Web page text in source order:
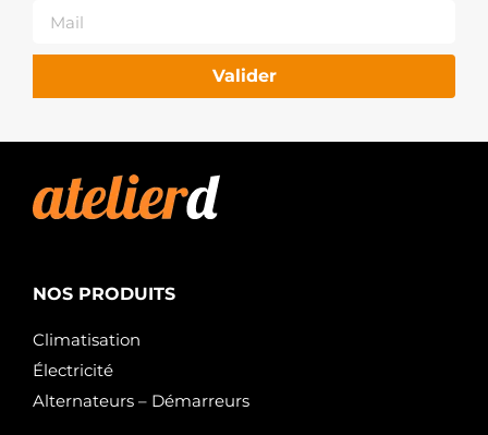
Valider
NOS PRODUITS
Climatisation
Électricité
Alternateurs – Démarreurs